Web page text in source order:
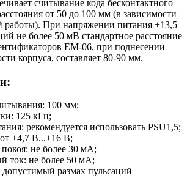
считывание кода бесконтактного
от 50 до 100 мм (в зависимости
работы). При напряжении питания +13,5
не более 50 мВ стандартное расстояние
EM-06, при поднесении
корпуса, составляет 80-90 мм.
100 мм;
125 кГц;
рекомендуется использовать PSU1,5;
+4,7 В...+16 В;
не более 30 мА;
ток: не более 50 мА;
размах пульсаций